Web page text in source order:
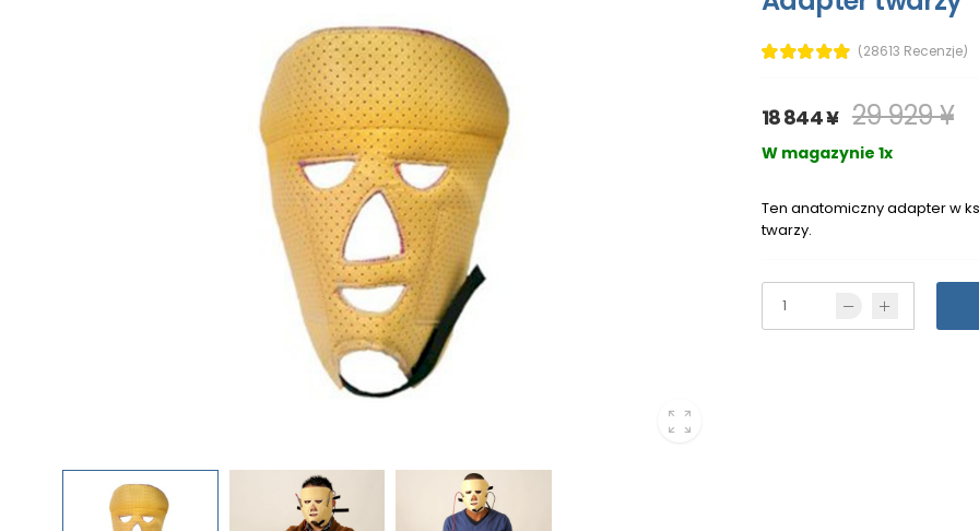
(28613 Recenzje)
18 844 ¥ 29 929 ¥
W magazynie 1x
Ten anatomiczny adapter w
twarzy.